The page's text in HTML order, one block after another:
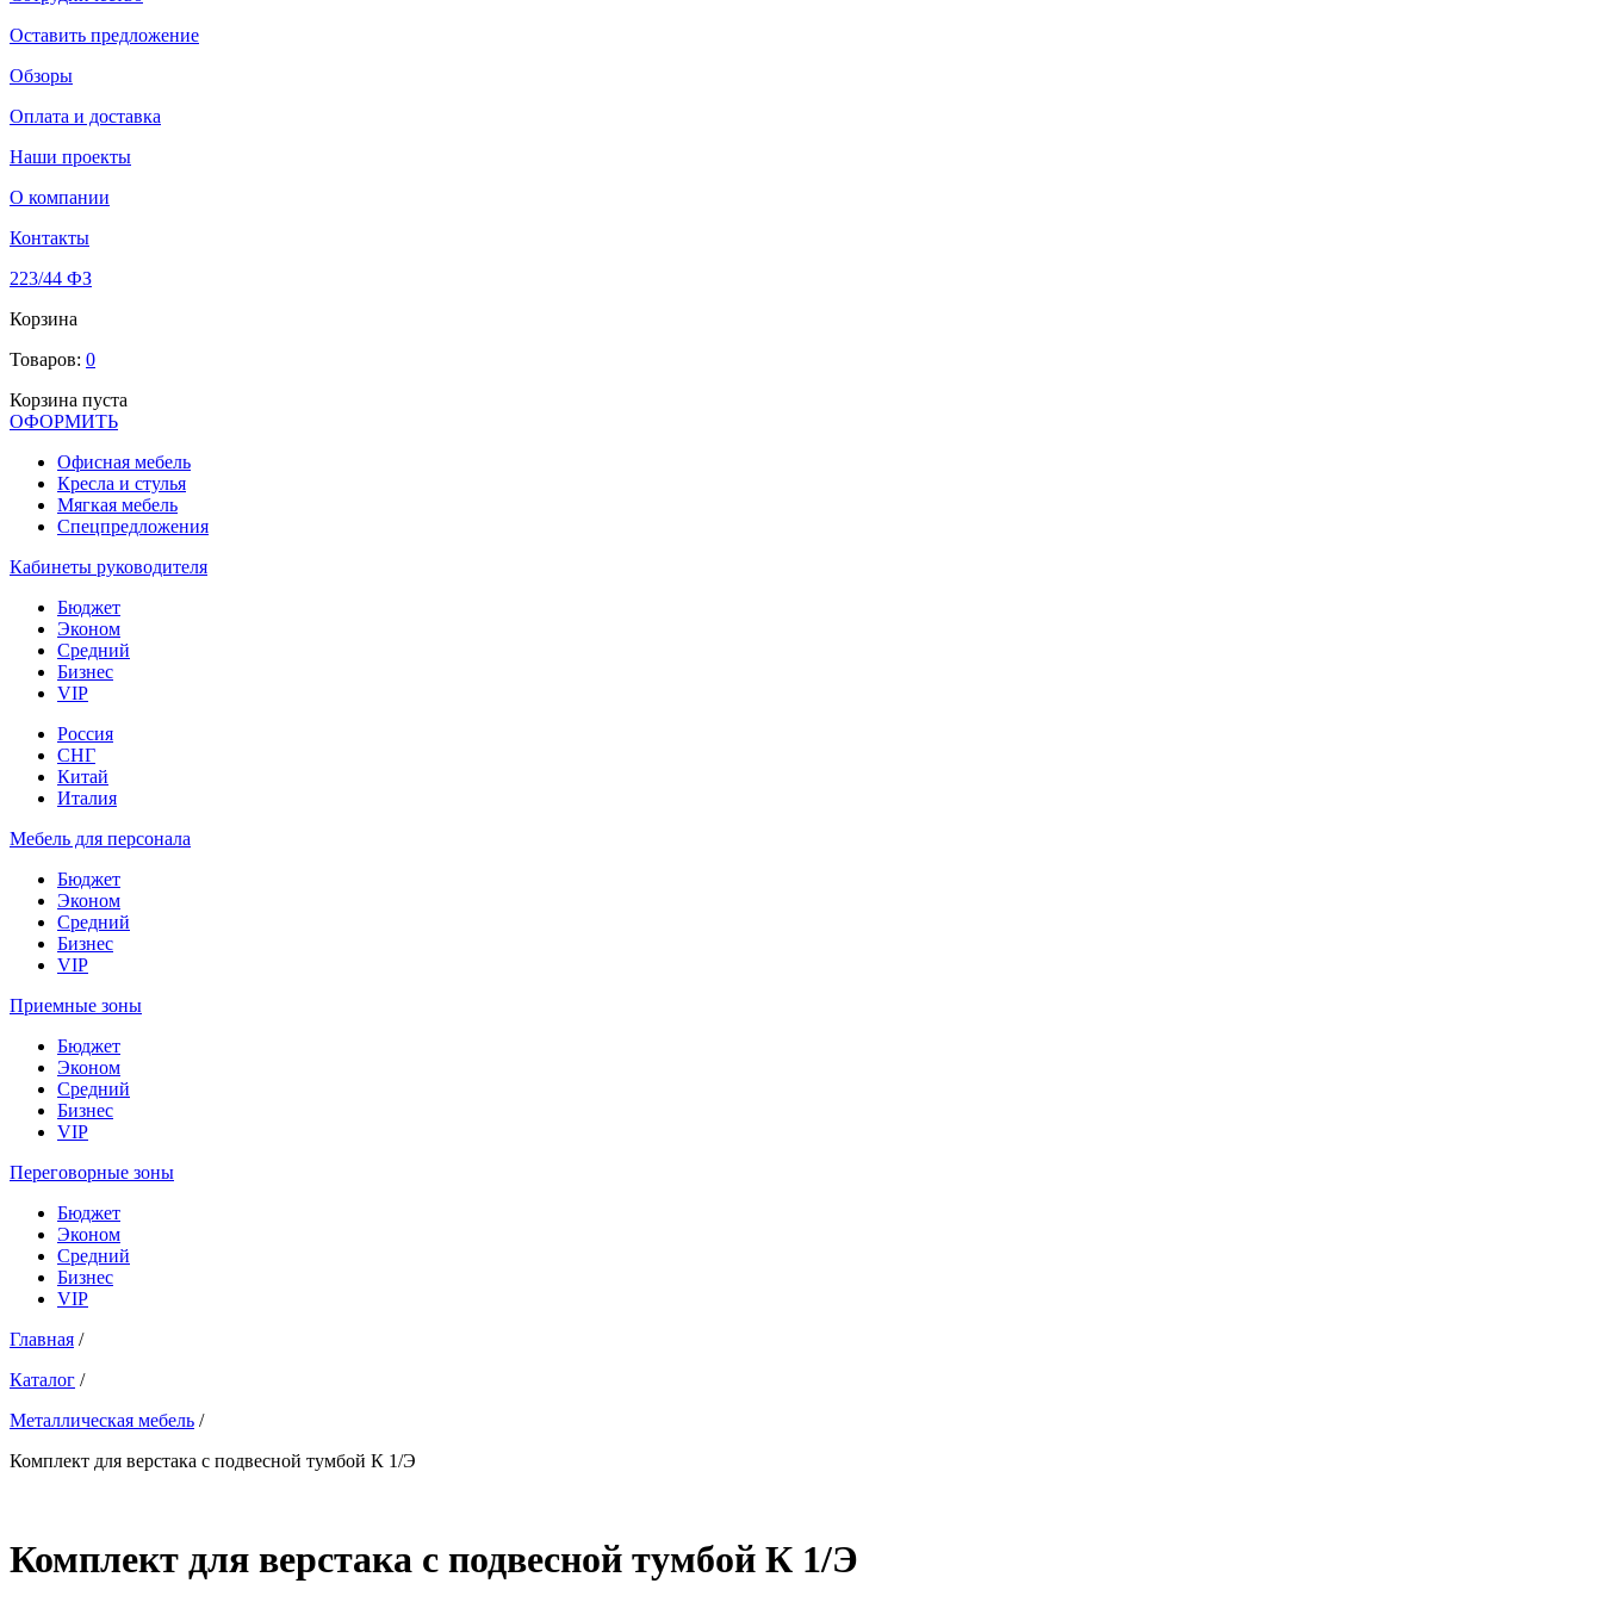
Оставить предложение
Обзоры
Оплата и доставка
Наши проекты
О компании
Контакты
223/44 ФЗ
Корзина
Товаров: 0
Корзина пуста
ОФОРМИТЬ
Офиcная мебель
Кресла и стулья
Мягкая мебель
Спецпредложения
Кабинеты руководителя
Бюджет
Эконом
Средний
Бизнес
VIP
Россия
СНГ
Китай
Италия
Мебель для персонала
Бюджет
Эконом
Средний
Бизнес
VIP
Приемные зоны
Бюджет
Эконом
Средний
Бизнес
VIP
Переговорные зоны
Бюджет
Эконом
Средний
Бизнес
VIP
Главная /
Каталог /
Металлическая мебель /
Комплект для верстака с подвесной тумбой К 1/Э
Комплект для верстака с подвесной тумбой К 1/Э